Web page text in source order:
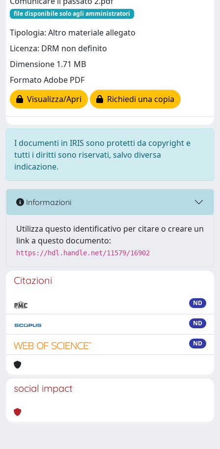
file disponibile solo agli amministratori
Tipologia: Altro materiale allegato
Licenza: DRM non definito
Dimensione 1.71 MB
Formato Adobe PDF
Visualizza/Apri
Richiedi una copia
I documenti in IRIS sono protetti da copyright e
tutti i diritti sono riservati, salvo diversa
indicazione.
Informazioni
Utilizza questo identificativo per citare o creare un
link a questo documento:
https://hdl.handle.net/11579/16902
Citazioni
ND
ND
ND
social impact